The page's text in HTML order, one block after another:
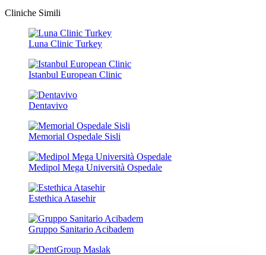
Cliniche Simili
Luna Clinic Turkey
Istanbul European Clinic
Dentavivo
Memorial Ospedale Sisli
Medipol Mega Università Ospedale
Estethica Atasehir
Gruppo Sanitario Acibadem